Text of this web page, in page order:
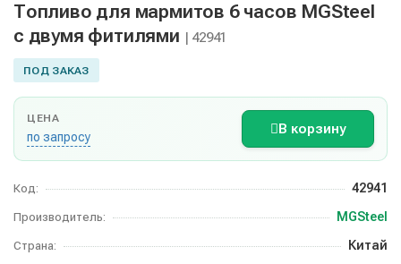
Топливо для мармитов 6 часов MGSteel
с двумя фитилями | 42941
ПОД ЗАКАЗ
ЦЕНА
по запросу
В корзину
Код: 42941
Производитель: MGSteel
Страна: Китай